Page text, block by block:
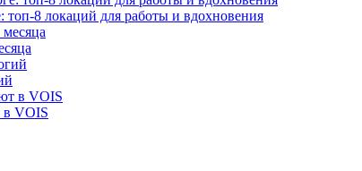
8 локаций для работы и вдохновения
в VOIS